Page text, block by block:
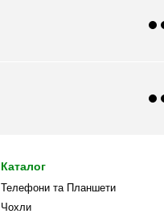
Каталог
Телефони та Планшети
Чохли